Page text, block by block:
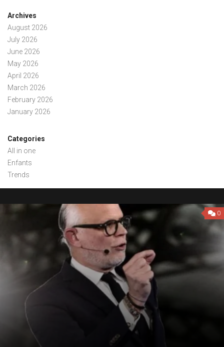
Archives
August 2026
July 2026
June 2026
May 2026
April 2026
March 2026
February 2026
January 2026
Categories
All in one
Enfants
Trends
0